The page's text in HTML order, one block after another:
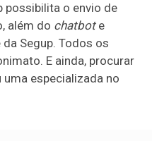
possibilita o envio de
além do chatbot e
Segup. Todos os
E ainda, procurar
especializada no